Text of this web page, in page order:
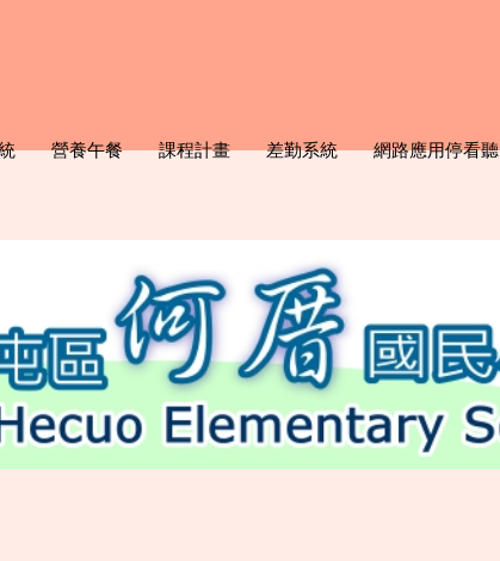
營養午餐 課程計畫 差勤系統 網路應用停看聽